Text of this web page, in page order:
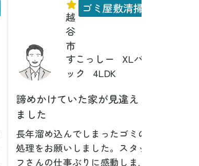
越
谷
市
すこっしー
XLパ
ック
4LDK
ゴミ屋敷清掃
諦めかけていた家が見違え
ました
長年溜め込んでしまったゴミの
処理をお願いしました。スタッ
フさんの仕事ぶりに感動しまし